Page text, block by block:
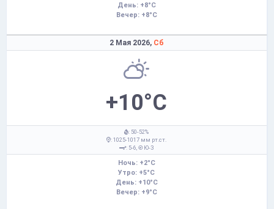
День: +8°C
Вечер: +8°C
2 Мая 2026, Сб
+10°C
: 50-52%
: 1025-1017 мм рт.ст.
: 5-6,
Ю-З
Ночь: +2°C
Утро: +5°C
День: +10°C
Вечер: +9°C